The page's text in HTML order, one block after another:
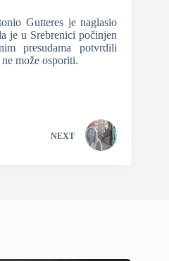
Gutteres je naglasio
je u Srebrenici počinjen
presudama potvrdili
može osporiti.
NEXT